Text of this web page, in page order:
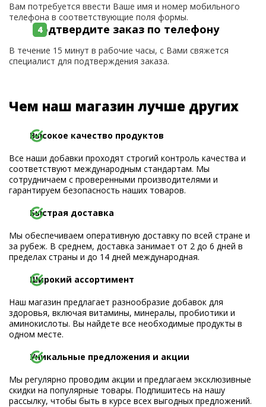
Вам потребуется ввести Ваше имя и номер мобильного
телефона в соответствующие поля формы.
Подтвердите заказ по телефону
В течение 15 минут в рабочие часы, с Вами свяжется
специалист для подтверждения заказа.
Чем наш магазин лучше других
Высокое качество продуктов
Все наши добавки проходят строгий контроль качества и
соответствуют международным стандартам. Мы
сотрудничаем с проверенными производителями и
гарантируем безопасность наших товаров.
Быстрая доставка
Мы обеспечиваем оперативную доставку по всей стране и
за рубеж. В среднем, доставка занимает от 2 до 6 дней в
пределах страны и до 14 дней международная.
Широкий ассортимент
Наш магазин предлагает разнообразие добавок для
здоровья, включая витамины, минералы, пробиотики и
аминокислоты. Вы найдете все необходимые продукты в
одном месте.
Уникальные предложения и акции
Мы регулярно проводим акции и предлагаем эксклюзивные
скидки на популярные товары. Подпишитесь на нашу
рассылку, чтобы быть в курсе всех выгодных предложений.